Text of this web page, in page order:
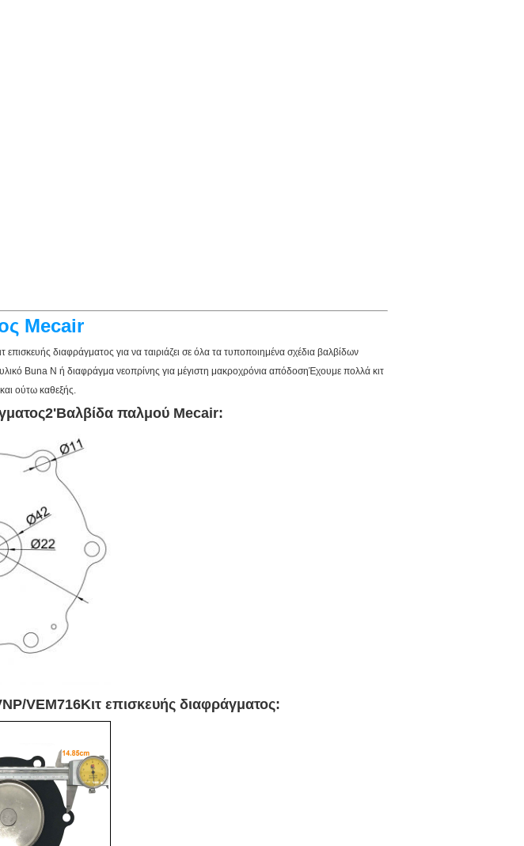
Mecair
διαφράγματος για να ταιριάζει σε όλα τα τυποποιημένα σχέδια βαλβίδων
Buna N ή διαφράγμα νεοπρίνης για μέγιστη μακροχρόνια απόδοσηΈχουμε πολλά κιτ
ούτω καθεξής.
2'Βαλβίδα παλμού Mecair:
VEM716Κιτ επισκευής διαφράγματος: